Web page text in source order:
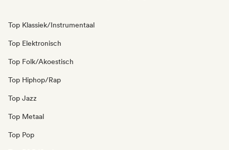
Top Klassiek/Instrumentaal
Top Elektronisch
Top Folk/Akoestisch
Top Hiphop/Rap
Top Jazz
Top Metaal
Top Pop